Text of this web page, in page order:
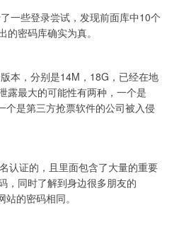
露最大的可能性有两种，一个是
个是第三方抢票软件的公司被入侵
，同时了解到身边很多朋友的